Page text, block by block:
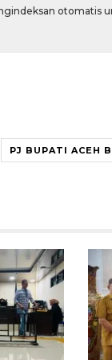
otomatis
PJ BUPATI ACEH
Program
Rakyat